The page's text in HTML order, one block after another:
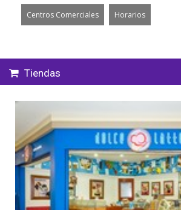
Centros Comerciales Horarios
Tiendas